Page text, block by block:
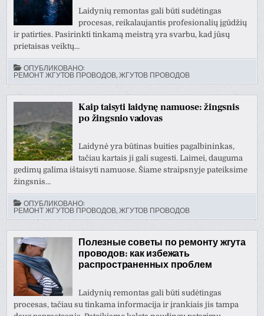
Laidynių remontas gali būti sudėtingas
procesas, reikalaujantis profesionalių įgūdžių
ir patirties. Pasirinkti tinkamą meistrą yra svarbu, kad jūsų
prietaisas veiktų…
ОПУБЛИКОВАНО:
РЕМОНТ ЖГУТОВ ПРОВОДОВ, ЖГУТОВ ПРОВОДОВ
Kaip taisyti laidynę namuose: žingsnis
po žingsnio vadovas
Laidynė yra būtinas buities pagalbininkas,
tačiau kartais ji gali sugesti. Laimei, dauguma
gedimų galima ištaisyti namuose. Šiame straipsnyje pateiksime
žingsnis…
ОПУБЛИКОВАНО:
РЕМОНТ ЖГУТОВ ПРОВОДОВ, ЖГУТОВ ПРОВОДОВ
Полезные советы по ремонту жгута
проводов: как избежать
распространенных проблем
Laidynių remontas gali būti sudėtingas
procesas, tačiau su tinkama informacija ir įrankiais jis tampa